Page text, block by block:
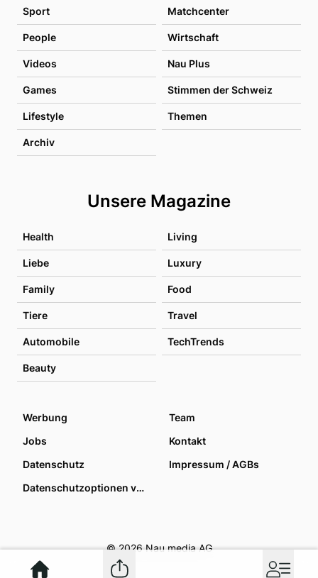
Sport Matchcenter
People Wirtschaft
Videos Nau Plus
Games Stimmen der Schweiz
Lifestyle Themen
Archiv
Unsere Magazine
Health Living
Liebe Luxury
Family Food
Tiere Travel
Automobile TechTrends
Beauty
Werbung
Team
Jobs
Kontakt
Datenschutz
Impressum / AGBs
Datenschutzoptionen verwalten
© 2026 Nau media AG